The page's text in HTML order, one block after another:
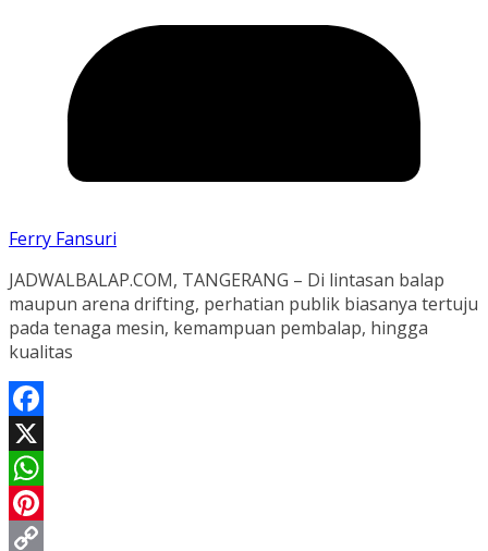
Ferry Fansuri
JADWALBALAP.COM, TANGERANG – Di lintasan balap
maupun arena drifting, perhatian publik biasanya tertuju
pada tenaga mesin, kemampuan pembalap, hingga
kualitas
Facebook
X
WhatsApp
Pinterest